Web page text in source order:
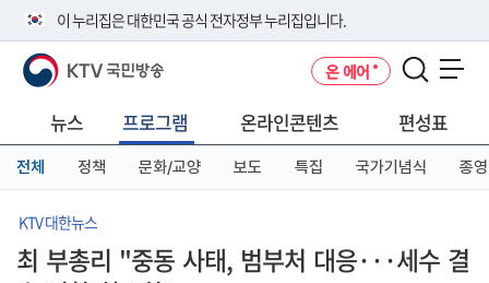
이 누리집은 대한민국 공식 전자정부 누리집입니다.
공식 누리집 주소 확인하기
니다.
이밖에 or.kr 또는 .kr등 다른 도메인 주소를 사용하고 있다면 아래 URL에
서 도메인 주소를 확인해 보세요
KTV 국민방송 온 에어
뉴스 프로그램 온라인콘텐츠 편성표
전체 정책 문화/교양 보도 특집 국가기념식 종영
KTV 대한뉴스
최 부총리 "중동 사태, 범부처 대응···세수 결